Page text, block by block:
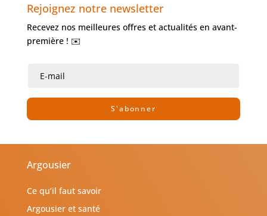
Rejoignez notre newsletter
Recevez nos meilleures offres et actualités en avant-
première ! ✉️
S'abonner
Argousier
Ce qu’il faut savoir
Argousier et santé